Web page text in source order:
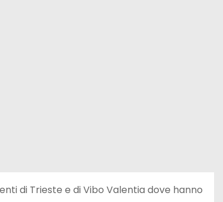
di Trieste e di Vibo Valentia dove hanno